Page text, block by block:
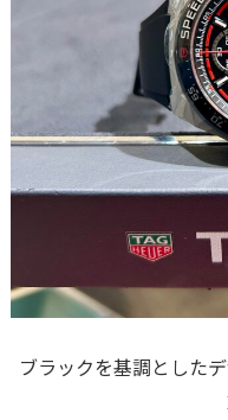
ブラックを基調とした